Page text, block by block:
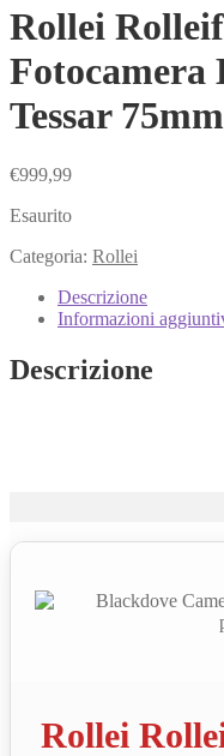
Rollei
Fotocamera
Tessar
€999,99
Esaurito
Categoria: Rollei
Descrizione
Informazioni
Descrizione
Rollei